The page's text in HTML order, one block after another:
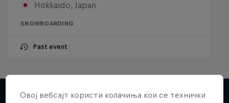
Hokkaido, Japan
SNOWBOARDING
Past event
Овој вебсајт користи колачиња кои се технички